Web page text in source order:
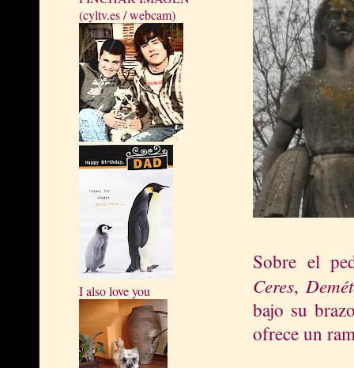
(cyltv.es / webcam)
I also love you
Sobre el
Ceres,
bajo su
ofrece un